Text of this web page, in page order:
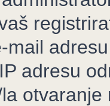
mail
adresu